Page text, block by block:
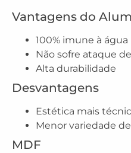
Vantagens do
100% imune à água
Não sofre ataque
Alta durabilidade
Desvantagens
Estética mais
Menor variedade
MDF